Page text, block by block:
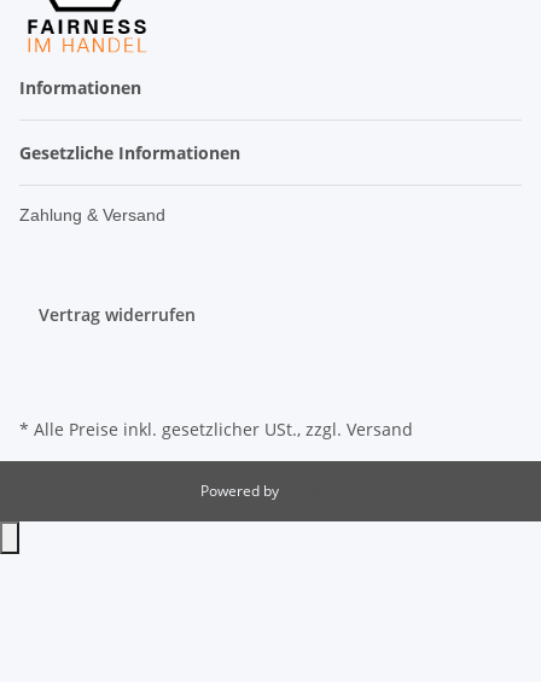
Informationen
Gesetzliche Informationen
Zahlung & Versand
Vertrag widerrufen
* Alle Preise inkl. gesetzlicher USt., zzgl. Versand
Powered by